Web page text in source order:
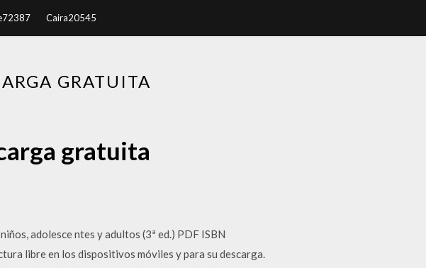
Caira20545
GRATUITA
gratuita
adolesce ntes y adultos (3ª ed.) PDF ISBN
libre en los dispositivos móviles y para su descarga.